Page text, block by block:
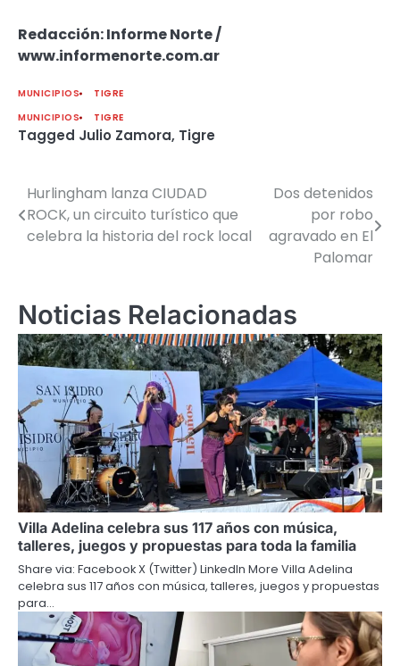
Redacción: Informe Norte /
www.informenorte.com.ar
MUNICIPIOS
TIGRE
MUNICIPIOS
TIGRE
Tagged Julio Zamora, Tigre
Navegación
de
Hurlingham lanza CIUDAD
ROCK, un circuito turístico que
celebra la historia del rock local
Dos detenidos
por robo
agravado en El
Palomar
Noticias Relacionadas
Villa Adelina celebra sus 117 años con música,
talleres, juegos y propuestas para toda la familia
Share via: Facebook X (Twitter) LinkedIn More Villa Adelina
celebra sus 117 años con música, talleres, juegos y propuestas
para…